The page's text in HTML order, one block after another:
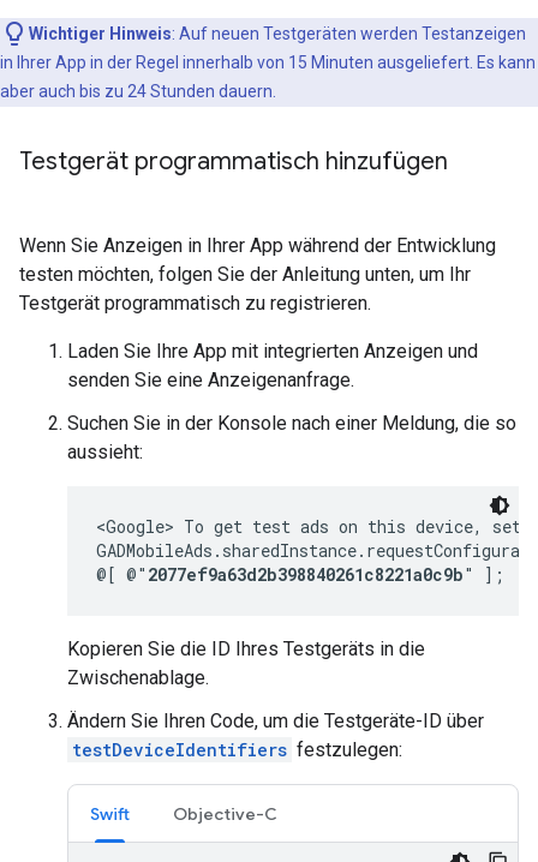
Wichtiger Hinweis: Auf neuen Testgeräten werden Testanzeigen
in Ihrer App in der Regel innerhalb von 15 Minuten ausgeliefert. Es kann
aber auch bis zu 24 Stunden dauern.
Testgerät programmatisch hinzufügen
Wenn Sie Anzeigen in Ihrer App während der Entwicklung
testen möchten, folgen Sie der Anleitung unten, um Ihr
Testgerät programmatisch zu registrieren.
Laden Sie Ihre App mit integrierten Anzeigen und
senden Sie eine Anzeigenanfrage.
Suchen Sie in der Konsole nach einer Meldung, die so
aussieht:
<Google> To get test ads on this device, set:
@[ @" 2077ef9a63d2b398840261c8221a0c9b" ];
Kopieren Sie die ID Ihres Testgeräts in die
Zwischenablage.
Ändern Sie Ihren Code, um die Testgeräte-ID über
testDeviceIdentifiers festzulegen:
Swift Objective-C